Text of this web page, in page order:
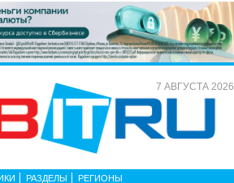
7 АВГУСТА 2026
РАЗДЕЛЫ РЕГИОНЫ